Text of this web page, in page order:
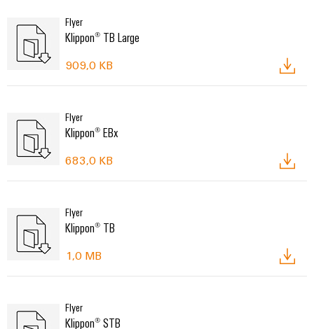
Flyer
Klippon® TB Large
909,0 KB
Flyer
Klippon® EBx
683,0 KB
Flyer
Klippon® TB
1,0 MB
Flyer
Klippon® STB